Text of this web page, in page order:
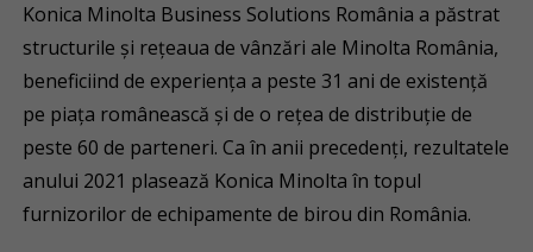
Konica Minolta Business Solutions România a păstrat
structurile şi reţeaua de vânzări ale Minolta România,
beneficiind de experienţa a peste 31 ani de existenţă
pe piaţa românească şi de o reţea de distribuţie de
peste 60 de parteneri. Ca în anii precedenţi, rezultatele
anului 2021 plasează Konica Minolta în topul
furnizorilor de echipamente de birou din România.